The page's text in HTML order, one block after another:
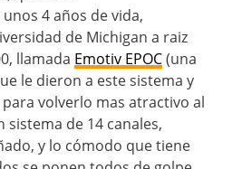
4 años de vida,
de Michigan a raiz
llamada Emotiv EPOC(una
le dieron a este sistema y
volverlo mas atractivo al
sistema de 14 canales,
y lo cómodo que tiene